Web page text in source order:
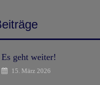
Es geht weiter!
15. März 2026